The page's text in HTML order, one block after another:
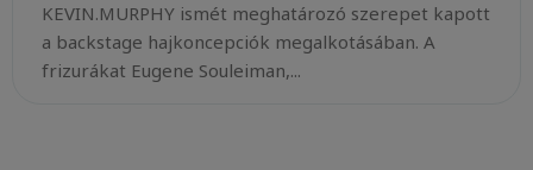
KEVIN.MURPHY ismét meghatározó szerepet kapott
a backstage hajkoncepciók megalkotásában. A
frizurákat Eugene Souleiman,...